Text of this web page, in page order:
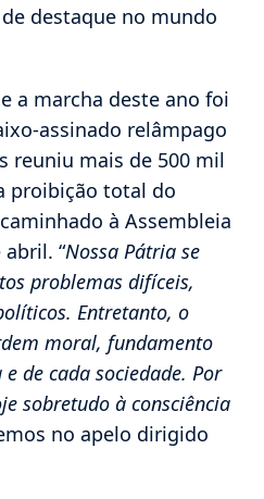
destaque no mundo
a marcha deste ano foi
assinado relâmpago
reuniu mais de 500 mil
proibição total do
à Assembleia
“Nossa Pátria se
problemas difíceis,
Entretanto, o
moral, fundamento
de cada sociedade. Por
sobretudo à consciência
no apelo dirigido